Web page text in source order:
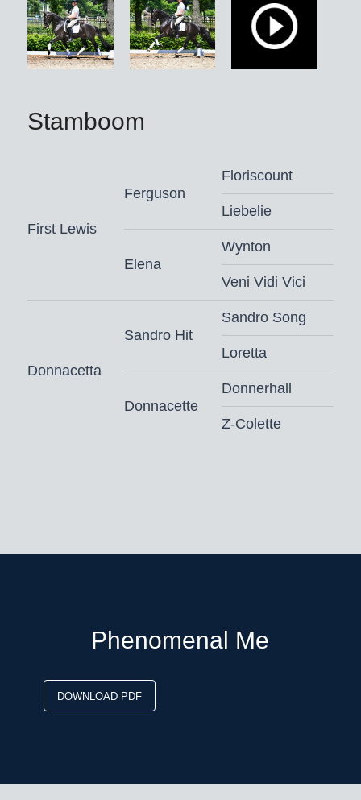
Stamboom
First Lewis
Ferguson
Floriscount
Liebelie
Elena
Wynton
Veni Vidi Vici
Donnacetta
Sandro Hit
Sandro Song
Loretta
Donnacette
Donnerhall
Z-Colette
Phenomenal Me
DOWNLOAD PDF